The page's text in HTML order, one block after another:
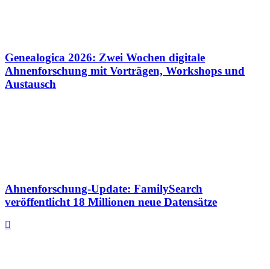
Genealogica 2026: Zwei Wochen digitale
Ahnenforschung mit Vorträgen, Workshops und
Austausch
Ahnenforschung-Update: FamilySearch
veröffentlicht 18 Millionen neue Datensätze